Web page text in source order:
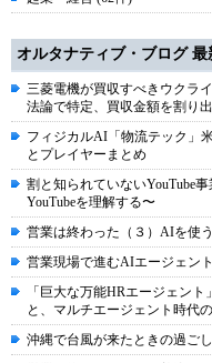
オルタナティブ・ブログ 最
三菱電機が買収すべきウクラ
法論で特定、買収金額を割り
フィジカルAI「物流テック」
とプレイヤーまとめ
割と知られていないYouTube
YouTubeを理解する〜
営業は終わった（３）AIを使
営業現場で進むAIエージェン
「巨大な万能HRエージェン
と、マルチエージェント時代
沖縄で台風が来たときの過ご